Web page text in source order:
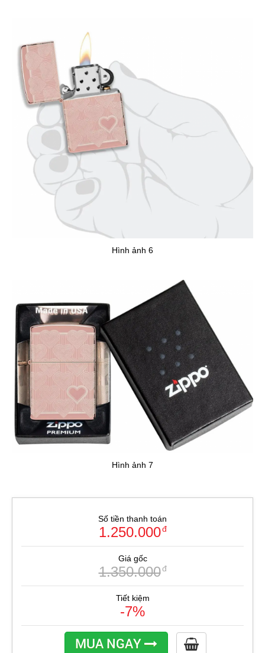
Hình ảnh 6
Hình ảnh 7
Số tiền thanh toán
1.250.000đ
Giá gốc
1.350.000đ
Tiết kiệm
-7%
MUA NGAY